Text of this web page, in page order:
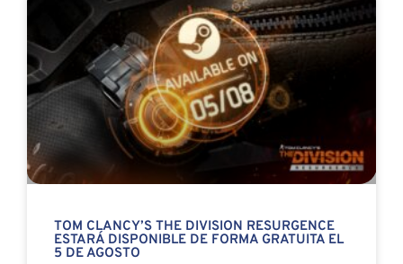
TOM CLANCY’S THE DIVISION RESURGENCE
ESTARÁ DISPONIBLE DE FORMA GRATUITA EL
5 DE AGOSTO